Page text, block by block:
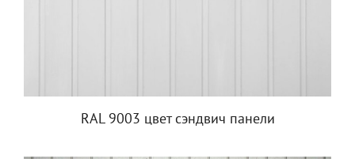
RAL 9003 цвет сэндвич панели